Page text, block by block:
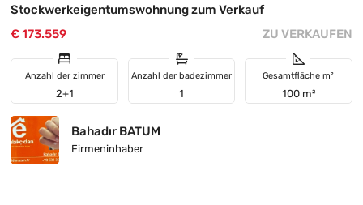
Stockwerkeigentumswohnung zum Verkauf
€ 173.559
ZU VERKAUFEN
Anzahl der zimmer
2+1
Anzahl der badezimmer
1
Gesamtfläche m²
100 m²
Bahadır BATUM
Firmeninhaber